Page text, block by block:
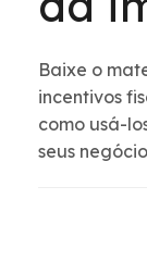
Baixe o
incentivos
como usá-
seus